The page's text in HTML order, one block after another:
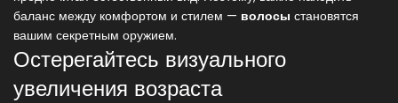
баланс между комфортом и стилем — волосы становятся
вашим секретным оружием.
Остерегайтесь визуального
увеличения возраста